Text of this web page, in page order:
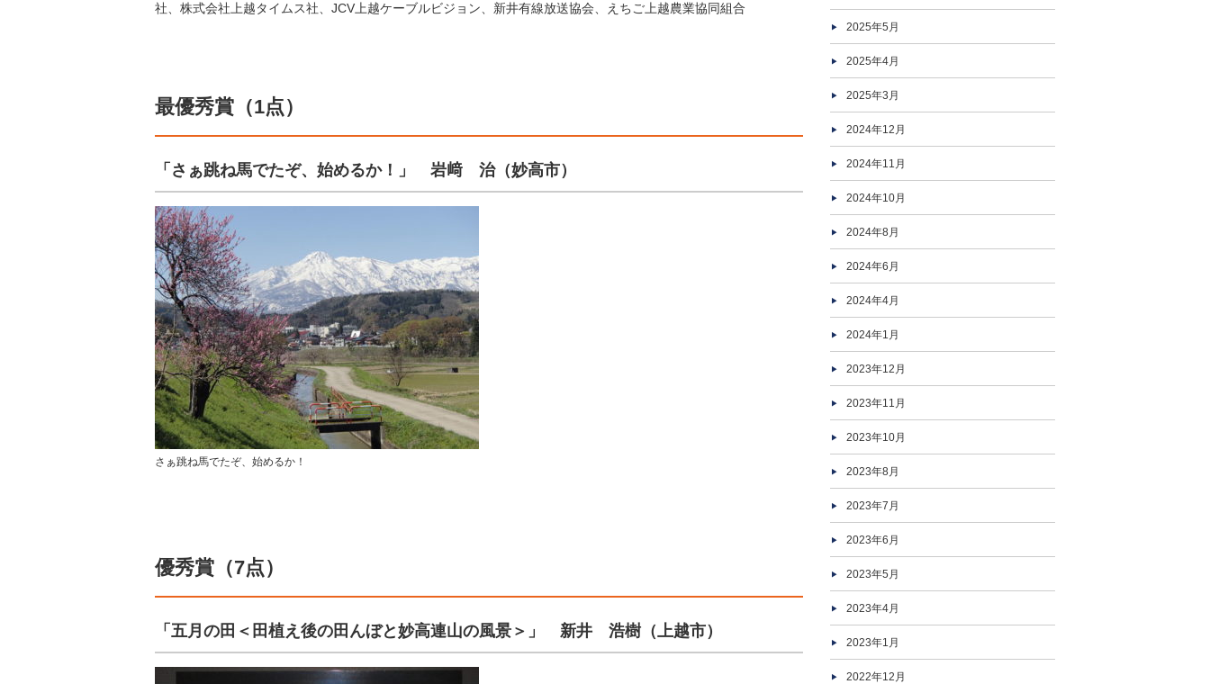
社、株式会社上越タイムス社、JCV上越ケーブルビジョン、新井有線放送協会、えちご上越農業協同組合
最優秀賞（1点）
「さぁ跳ね馬でたぞ、始めるか！」 岩﨑 治（妙高市）
さぁ跳ね馬でたぞ、始めるか！
優秀賞（7点）
「五月の田＜田植え後の田んぼと妙高連山の風景＞」 新井 浩樹（上越市）
2025年5月
2025年4月
2025年3月
2024年12月
2024年11月
2024年10月
2024年8月
2024年6月
2024年4月
2024年1月
2023年12月
2023年11月
2023年10月
2023年8月
2023年7月
2023年6月
2023年5月
2023年4月
2023年1月
2022年12月